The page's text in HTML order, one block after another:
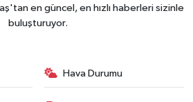
en güncel, en hızlı haberleri sizinle
buluşturuyor.
Hava Durumu